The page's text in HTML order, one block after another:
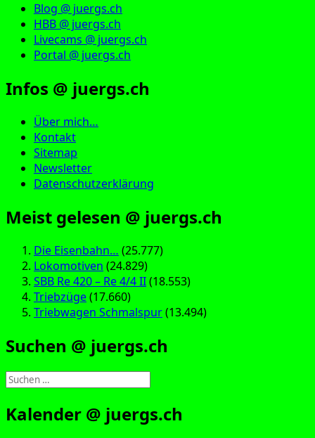
Blog @ juergs.ch
HBB @ juergs.ch
Livecams @ juergs.ch
Portal @ juergs.ch
Infos @ juergs.ch
Über mich…
Kontakt
Sitemap
Newsletter
Datenschutzerklärung
Meist gelesen @ juergs.ch
Die Eisenbahn… (25.777)
Lokomotiven (24.829)
SBB Re 420 – Re 4/4 II(18.553)
Triebzüge(17.660)
Triebwagen Schmalspur(13.494)
Suchen @ juergs.ch
Suchen
nach:
Kalender @ juergs.ch